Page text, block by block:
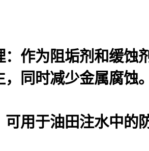
：作为阻垢剂和缓蚀
，同时减少金属腐蚀
可用于油田注水中的